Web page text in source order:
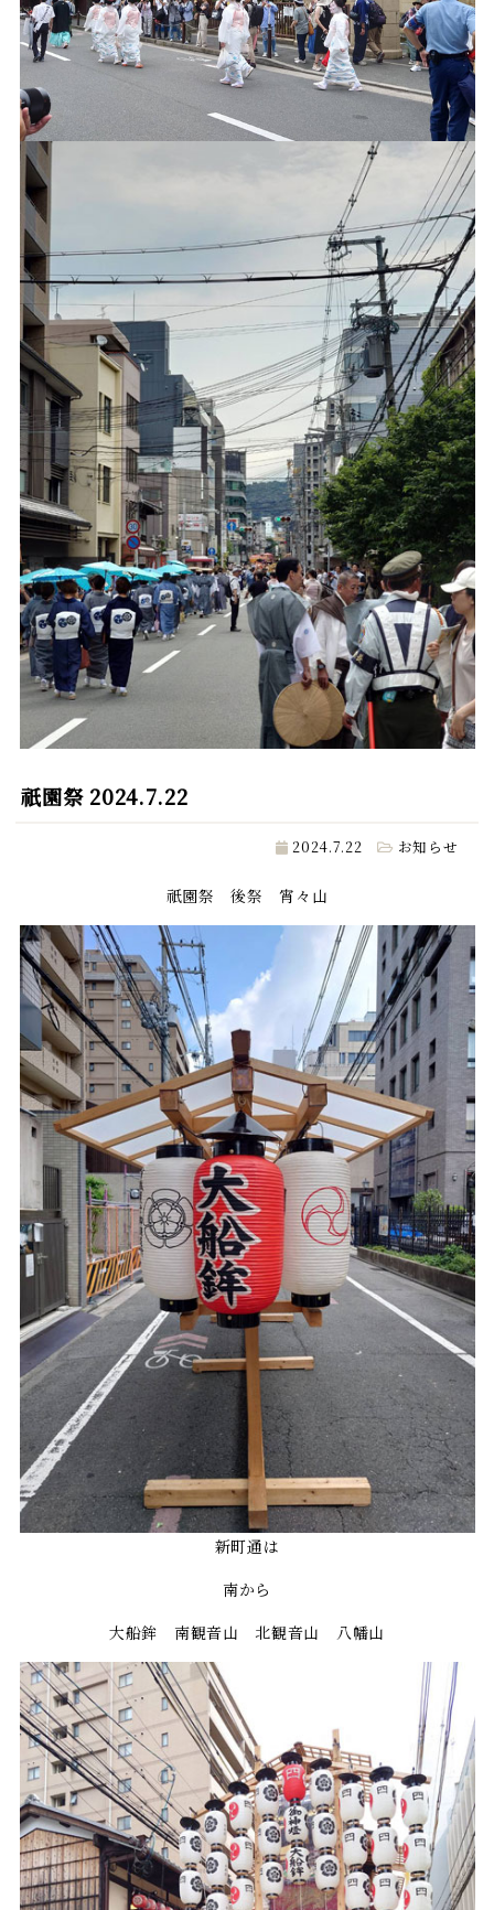
祇園祭 2024.7.22
2024.7.22 お知らせ
祇園祭 後祭 宵々山
新町通は
南から
大船鉾 南観音山 北観音山 八幡山